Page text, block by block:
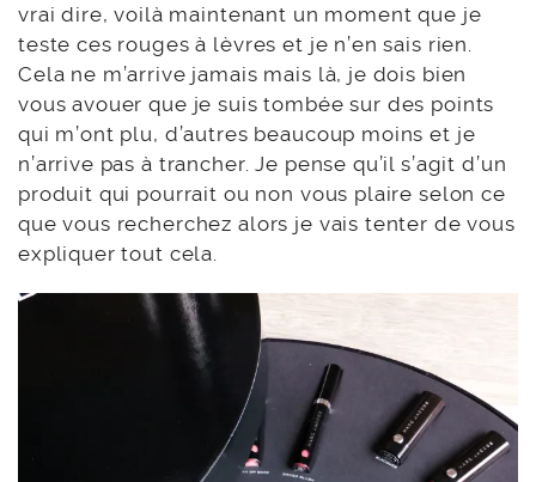
vrai dire, voilà maintenant un moment que je
teste ces rouges à lèvres et je n’en sais rien.
Cela ne m’arrive jamais mais là, je dois bien
vous avouer que je suis tombée sur des points
qui m’ont plu, d’autres beaucoup moins et je
n’arrive pas à trancher. Je pense qu’il s’agit d’un
produit qui pourrait ou non vous plaire selon ce
que vous recherchez alors je vais tenter de vous
expliquer tout cela.